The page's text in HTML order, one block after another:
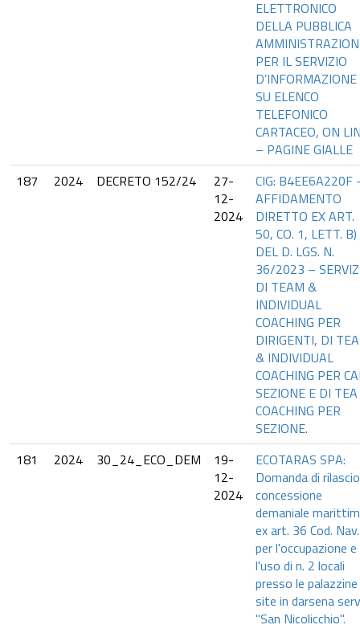
ELETTRONICO
DELLA PUBBLICA
PER IL SERVIZIO
D’INFORMAZIONE
SU ELENCO
TELEFONICO
CARTACEO, ON
– PAGINE GIALLE
187
2024 DECRETO 152/24
27-
12-
2024
CIG: B4EE6A220F
AFFIDAMENTO
DIRETTO EX ART.
50, CO. 1, LETT. B)
DEL D. LGS. N.
36/2023 –
DI TEAM &
INDIVIDUAL
COACHING PER
DIRIGENTI, DI
& INDIVIDUAL
COACHING PER
SEZIONE E DI TEA
COACHING PER
SEZIONE.
181
2024 30_24_ECO_DEM
19-
12-
2024
ECOTARAS SPA:
Domanda di rilascio
concessione
demaniale
ex art. 36 Cod. Nav.
per l'occupazione e
l'uso di n. 2 locali
presso le palazzine
site in darsena
"San Nicolicchio".